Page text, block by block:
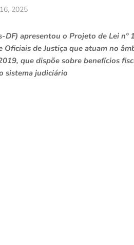
2025
apresentou o Projeto de Lei nº
de Justiça que atuam no
que dispõe sobre benefícios
sistema judiciário